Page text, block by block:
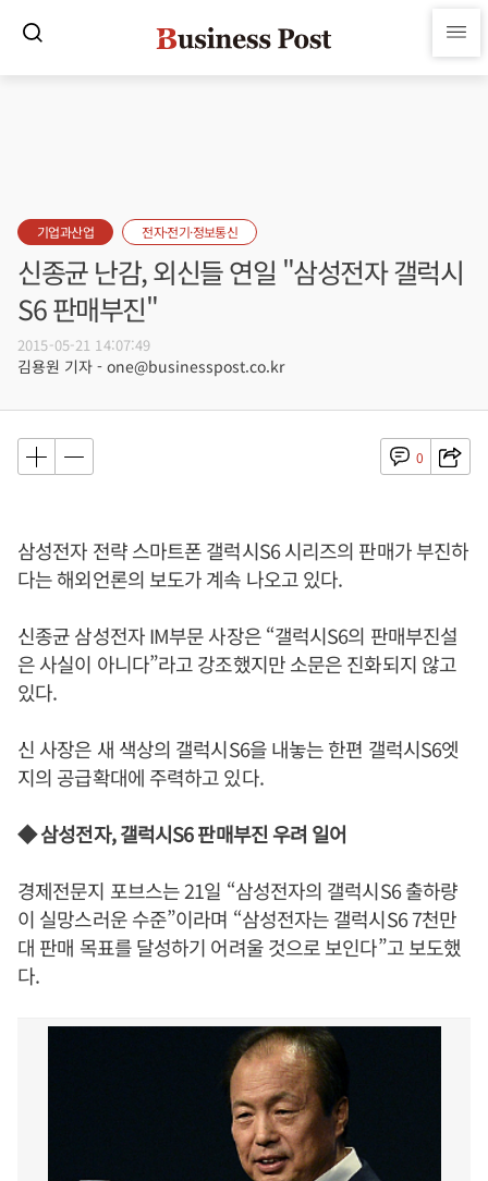
기업과산업 전자·전기·정보통신
신종균 난감, 외신들 연일 "삼성전자 갤럭시
S6 판매부진"
2015-05-21 14:07:49
김용원 기자 - one@businesspost.co.kr
0
삼성전자 전략 스마트폰 갤럭시S6 시리즈의 판매가 부진하
다는 해외언론의 보도가 계속 나오고 있다.
신종균 삼성전자 IM부문 사장은 “갤럭시S6의 판매부진설
은 사실이 아니다”라고 강조했지만 소문은 진화되지 않고
있다.
신 사장은 새 색상의 갤럭시S6을 내놓는 한편 갤럭시S6엣
지의 공급확대에 주력하고 있다.
◆ 삼성전자, 갤럭시S6 판매부진 우려 일어
경제전문지 포브스는 21일 “삼성전자의 갤럭시S6 출하량
이 실망스러운 수준”이라며 “삼성전자는 갤럭시S6 7천만
대 판매 목표를 달성하기 어려울 것으로 보인다”고 보도했
다.